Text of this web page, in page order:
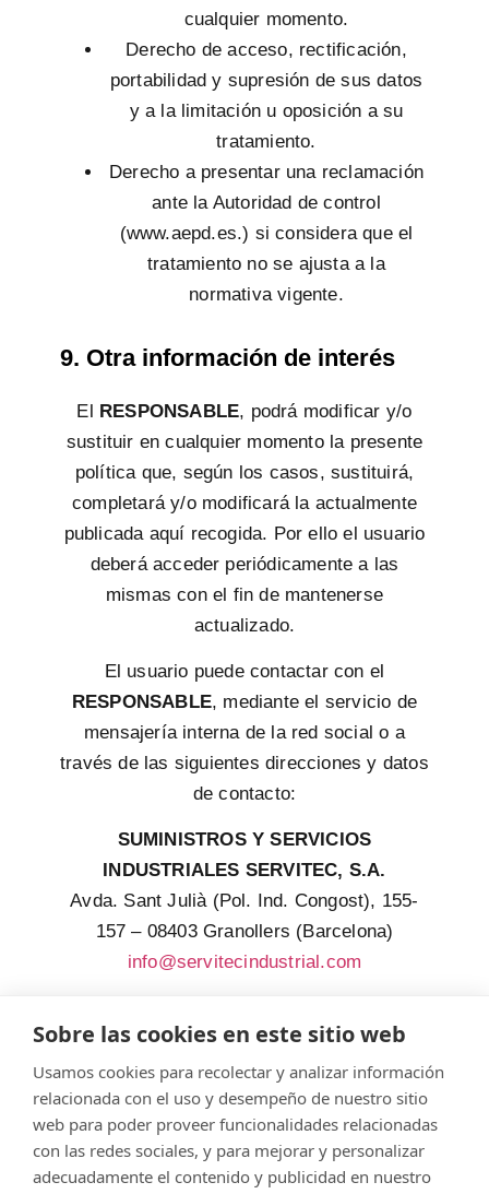
cualquier momento.
Derecho de acceso, rectificación,
portabilidad y supresión de sus datos
y a la limitación u oposición a su
tratamiento.
Derecho a presentar una reclamación
ante la Autoridad de control
(www.aepd.es.) si considera que el
tratamiento no se ajusta a la
normativa vigente.
9. Otra información de interés
El RESPONSABLE, podrá modificar y/o
sustituir en cualquier momento la presente
política que, según los casos, sustituirá,
completará y/o modificará la actualmente
publicada aquí recogida. Por ello el usuario
deberá acceder periódicamente a las
mismas con el fin de mantenerse
actualizado.
El usuario puede contactar con el
RESPONSABLE, mediante el servicio de
mensajería interna de la red social o a
través de las siguientes direcciones y datos
de contacto:
SUMINISTROS Y SERVICIOS
INDUSTRIALES SERVITEC, S.A.
Avda. Sant Julià (Pol. Ind. Congost), 155-
157 – 08403 Granollers (Barcelona)
info@servitecindustrial.com
normas y políticas publicadas por el titular
de la red social para el uso de la misma.
© Servitec S.A.
Todos los derechos reservados
Sobre las cookies en este sitio web
Usamos cookies para recolectar y analizar información
relacionada con el uso y desempeño de nuestro sitio
web para poder proveer funcionalidades relacionadas
con las redes sociales, y para mejorar y personalizar
adecuadamente el contenido y publicidad en nuestro